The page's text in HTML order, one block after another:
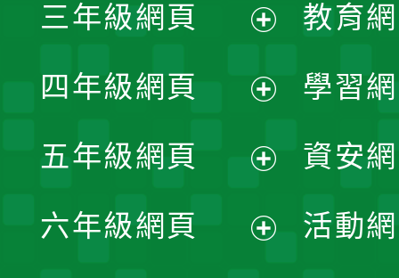
選
單
開
選
單
三年級網頁
開
選
單
四年級網頁
開
選
五年級網頁
開
六年級網頁
教育
學習
資安
活動